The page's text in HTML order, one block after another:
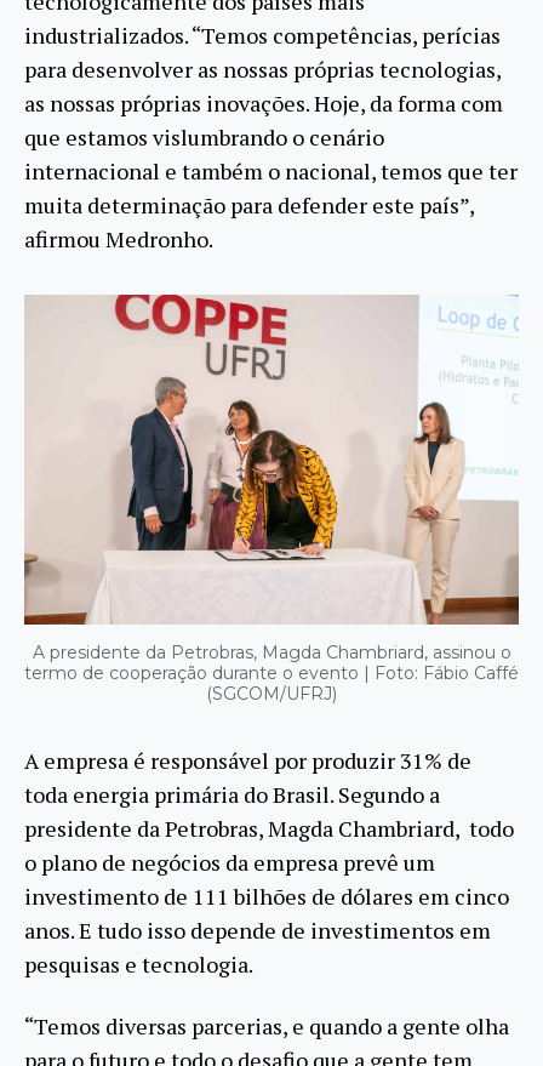
industrializados. “Temos competências, perícias
para desenvolver as nossas próprias tecnologias,
as nossas próprias inovações. Hoje, da forma com
que estamos vislumbrando o cenário
internacional e também o nacional, temos que ter
muita determinação para defender este país”,
afirmou Medronho.
A presidente da Petrobras, Magda Chambriard, assinou o
termo de cooperação durante o evento | Foto: Fábio Caffé
(SGCOM/UFRJ)
A empresa é responsável por produzir 31% de
toda energia primária do Brasil. Segundo a
presidente da Petrobras, Magda Chambriard, todo
o plano de negócios da empresa prevê um
investimento de 111 bilhões de dólares em cinco
anos. E tudo isso depende de investimentos em
pesquisas e tecnologia.
“Temos diversas parcerias, e quando a gente olha
para o futuro e todo o desafio que a gente tem